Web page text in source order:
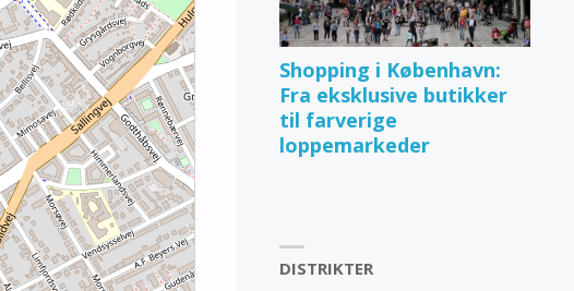
Shopping i København:
Fra eksklusive butikker
til farverige
loppemarkeder
DISTRIKTER